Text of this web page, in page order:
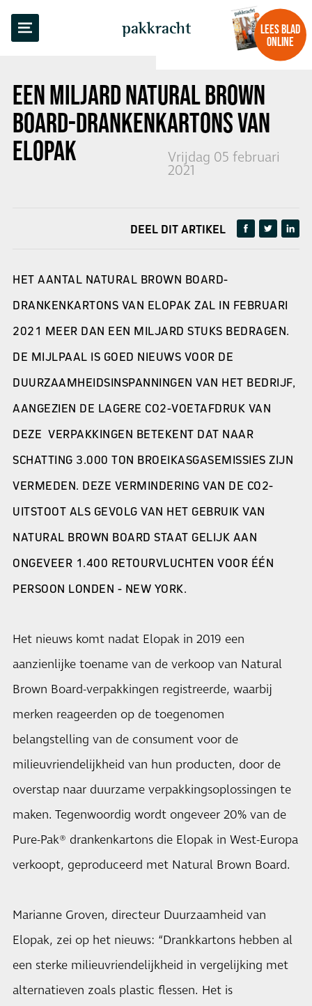
pakkracht
LEES BLAD
ONLINE
EEN MILJARDNATURAL BROWN
BOARD-DRANKENKARTONS VAN
ELOPAK
Vrijdag 05 februari
2021
TERUG NAAR OVERZICHT
DEEL DIT ARTIKEL
HET AANTAL NATURAL BROWN BOARD-
DRANKENKARTONS VAN ELOPAK ZAL IN FEBRUARI
2021 MEER DAN EEN MILJARD STUKS BEDRAGEN.
DE MIJLPAAL IS GOED NIEUWS VOOR DE
DUURZAAMHEIDSINSPANNINGEN VAN HET BEDRIJF,
AANGEZIEN DE LAGERE CO2-VOETAFDRUK VAN
DEZE VERPAKKINGEN BETEKENT DAT NAAR
SCHATTING 3.000 TON BROEIKASGASEMISSIES ZIJN
VERMEDEN. DEZE VERMINDERING VAN DE CO2-
UITSTOOT ALS GEVOLG VAN HET GEBRUIK VAN
NATURAL BROWN BOARD STAAT GELIJK AAN
ONGEVEER 1.400 RETOURVLUCHTEN VOOR ÉÉN
PERSOON LONDEN - NEW YORK.
Het nieuws komt nadat Elopak in 2019 een
aanzienlijke toename van de verkoop van Natural
Brown Board-verpakkingen registreerde, waarbij
merken reageerden op de toegenomen
belangstelling van de consument voor de
milieuvriendelijkheid van hun producten, door de
overstap naar duurzame verpakkingsoplossingen te
maken. Tegenwoordig wordt ongeveer 20% van de
Pure-Pak® drankenkartons die Elopak in West-Europa
verkoopt, geproduceerd met Natural Brown Board.
Marianne Groven, directeur Duurzaamheid van
Elopak, zei op het nieuws: “Drankkartons hebben al
een sterke milieuvriendelijkheid in vergelijking met
alternatieven zoals plastic flessen. Het is